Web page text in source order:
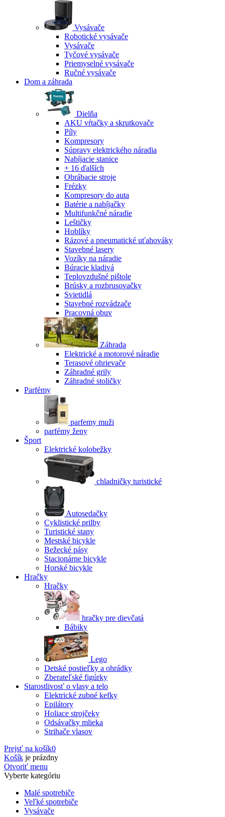
Vysávače
Robotické vysávače
Vysávače
Tyčové vysávače
Priemyselné vysávače
Ručné vysávače
Dom a záhrada
Dielňa
AKU vŕtačky a skrutkovače
Píly
Kompresory
Súpravy elektrického náradia
Nabíjacie stanice
+ 16 ďalších
Obrábacie stroje
Frézky
Kompresory do auta
Batérie a nabíjačky
Multifunkčné náradie
Leštičky
Hoblíky
Rázové a pneumatické uťahováky
Stavebné lasery
Vozíky na náradie
Búracie kladivá
Teplovzdušné pištole
Brúsky a rozbrusovačky
Svietidlá
Stavebné rozvádzače
Pracovná obuv
Záhrada
Elektrické a motorové náradie
Terasové ohrievače
Záhradné grily
Záhradné stoličky
Parfémy
parfemy muži
parfémy ženy
Šport
Elektrické kolobežky
chladničky turistické
Autosedačky
Cyklistické prilby
Turistické stany
Mestské bicykle
Bežecké pásy
Stacionárne bicykle
Horské bicykle
Hračky
Hračky
hračky pre dievčatá
Bábiky
Lego
Detské postieľky a ohrádky
Zberateľské figúrky
Starostlivosť o vlasy a telo
Elektrické zubné kefky
Epilátory
Holiace strojčeky
Odsávačky mlieka
Strihače vlasov
Prejsť na košík0
Košík je prázdny
Otvoriť menu
Vyberte kategóriu
Malé spotrebiče
Veľké spotrebiče
Vysávače